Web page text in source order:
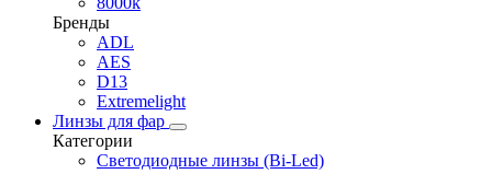
Бренды
ADL
AES
D13
Extremelight
Линзы для фар
Категории
Светодиодные линзы (Bi-Led)